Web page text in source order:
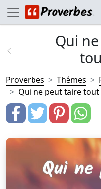
Qui
Proverbes Thémes
Qui ne peut taire tout